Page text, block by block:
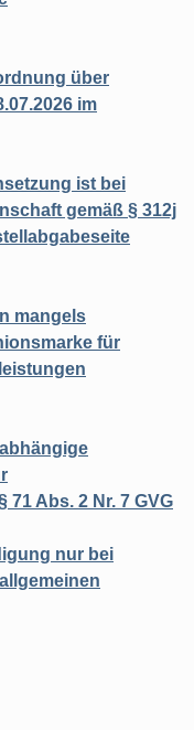
über
im
ist bei
gemäß § 312j
mangels
für
Abs. 2 Nr. 7 GVG
nur bei